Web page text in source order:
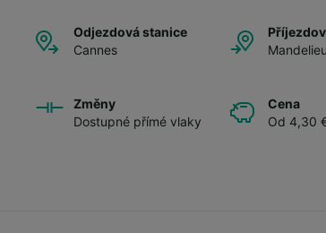
Odjezdová stanice
Cannes
Změny
Dostupné přímé vlaky
Cena
Od 4,30